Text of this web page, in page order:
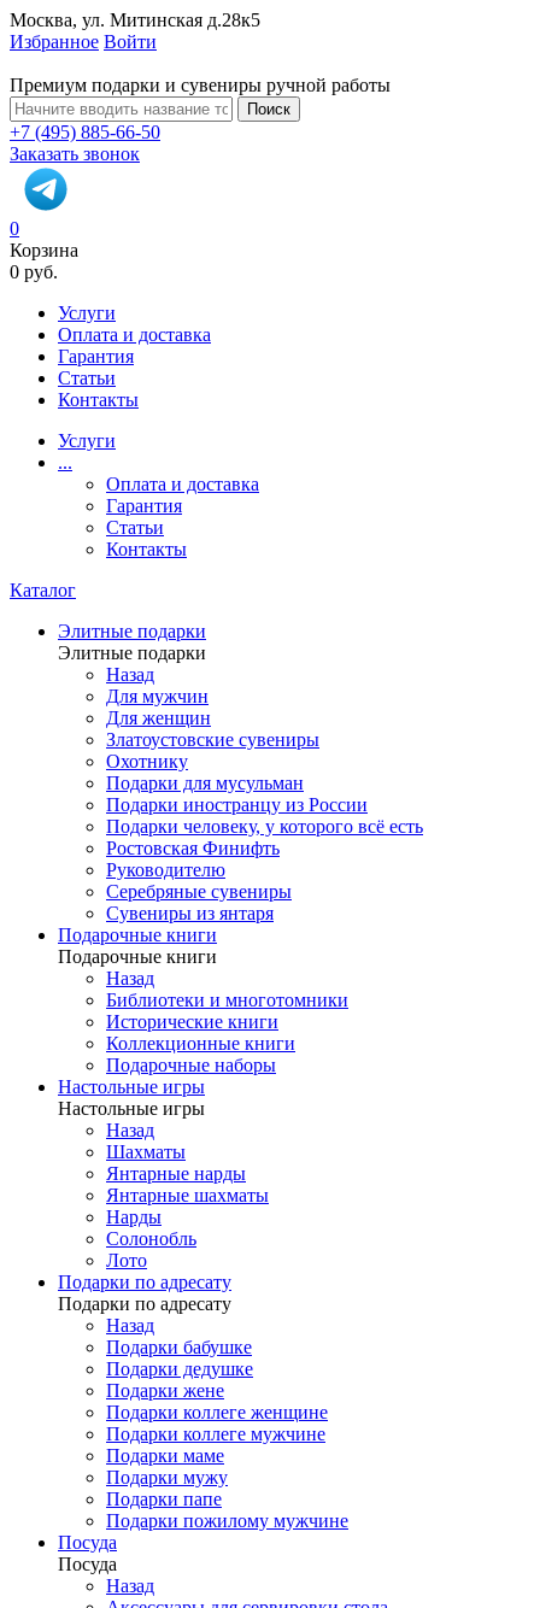
Москва, ул. Митинская д.28к5
Избранное Войти
Премиум подарки и сувениры ручной работы
Поиск
+7 (495) 885-66-50
Заказать звонок
0
Корзина
0 руб.
Услуги
Оплата и доставка
Гарантия
Статьи
Контакты
Услуги
...
Оплата и доставка
Гарантия
Статьи
Контакты
Каталог
Элитные подарки
Элитные подарки
Назад
Для мужчин
Для женщин
Златоустовские сувениры
Охотнику
Подарки для мусульман
Подарки иностранцу из России
Подарки человеку, у которого всё есть
Ростовская Финифть
Руководителю
Серебряные сувениры
Сувениры из янтаря
Подарочные книги
Подарочные книги
Назад
Библиотеки и многотомники
Исторические книги
Коллекционные книги
Подарочные наборы
Настольные игры
Настольные игры
Назад
Шахматы
Янтарные нарды
Янтарные шахматы
Нарды
Солонобль
Лото
Подарки по адресату
Подарки по адресату
Назад
Подарки бабушке
Подарки дедушке
Подарки жене
Подарки коллеге женщине
Подарки коллеге мужчине
Подарки маме
Подарки мужу
Подарки папе
Подарки пожилому мужчине
Посуда
Посуда
Назад